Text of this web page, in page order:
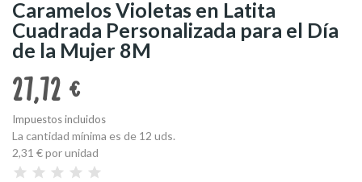
Caramelos Violetas en Latita
Cuadrada Personalizada para el Día
de la Mujer 8M
27,72 €
Impuestos incluidos
La cantidad mínima es de 12 uds.
2,31 €por unidad